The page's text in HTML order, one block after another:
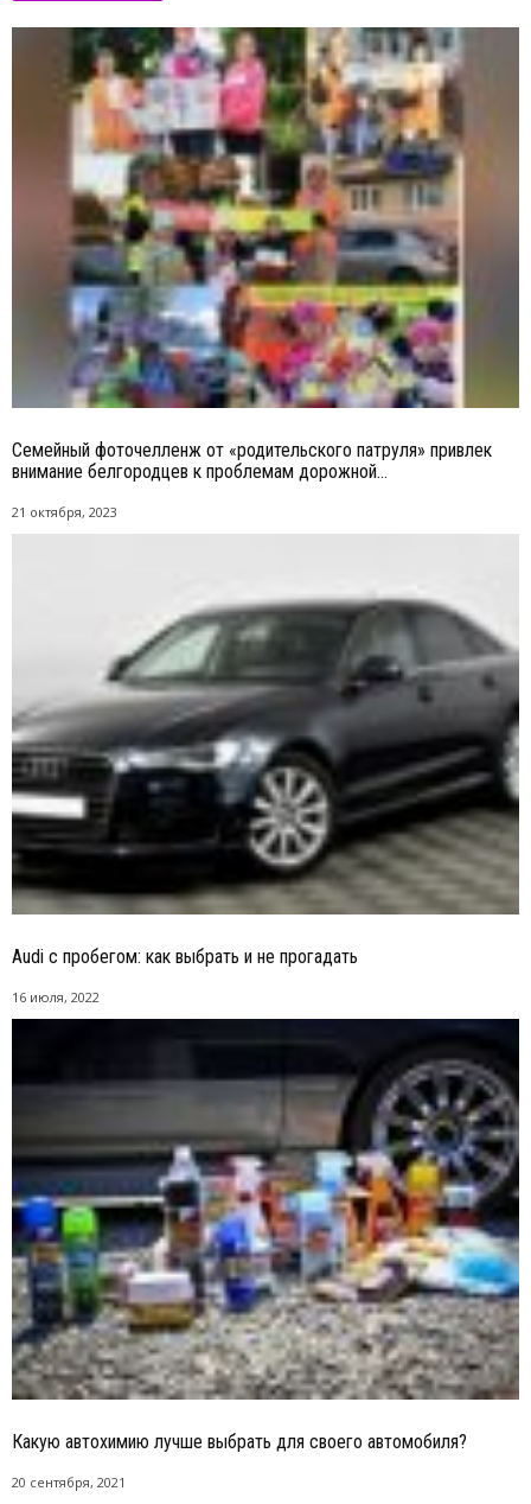
Семейный фоточелленж от «родительского патруля» привлек
внимание белгородцев к проблемам дорожной...
21 октября, 2023
Audi с пробегом: как выбрать и не прогадать
16 июля, 2022
Какую автохимию лучше выбрать для своего автомобиля?
20 сентября, 2021